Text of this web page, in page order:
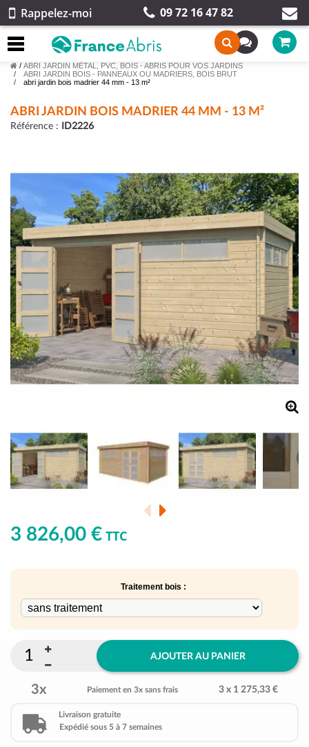
Rappelez-moi 09 72 16 47 82
/ ABRI JARDIN MÉTAL, PVC, BOIS - ABRIS POUR VOS JARDINS
ABRI JARDIN BOIS - PANNEAUX OU MADRIERS, BOIS BRUT
abri jardin bois madrier 44 mm - 13 m²
ABRI JARDIN BOIS MADRIER 44 MM - 13 M²
Référence : ID2226
3 826,00 € TTC
Traitement bois :
AJOUTER AU PANIER
3x Paiement en 3x sans frais 3 x 1 275,33 €
Livraison gratuite
Expédié sous 5 à 7 semaines